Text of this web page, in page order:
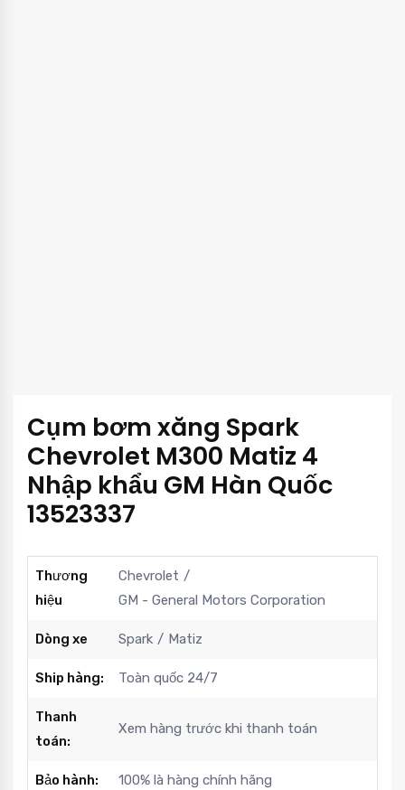
Cụm bơm xăng Spark
Chevrolet M300 Matiz 4
Nhập khẩu GM Hàn Quốc
13523337
Thương
hiệu
Chevrolet
GM - General Motors Corporation
Dòng xe Spark Matiz
Ship hàng: Toàn quốc 24/7
Thanh
toán:
Xem hàng trước khi thanh toán
Bảo hành: 100% là hàng chính hãng